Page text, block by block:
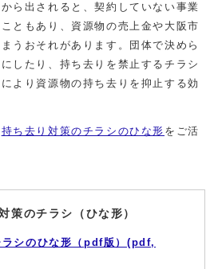
ら出されると、契約していない事業
ともあり、資源物の売上金や大阪市
うおそれがあります。団体で決めら
したり、持ち去りを禁止するチラシ
より資源物の持ち去りを抑止する効
持ち去り対策のチラシのひな形 をご活
策のチラシ（ひな形）
ラシのひな形（pdf版）(pdf,